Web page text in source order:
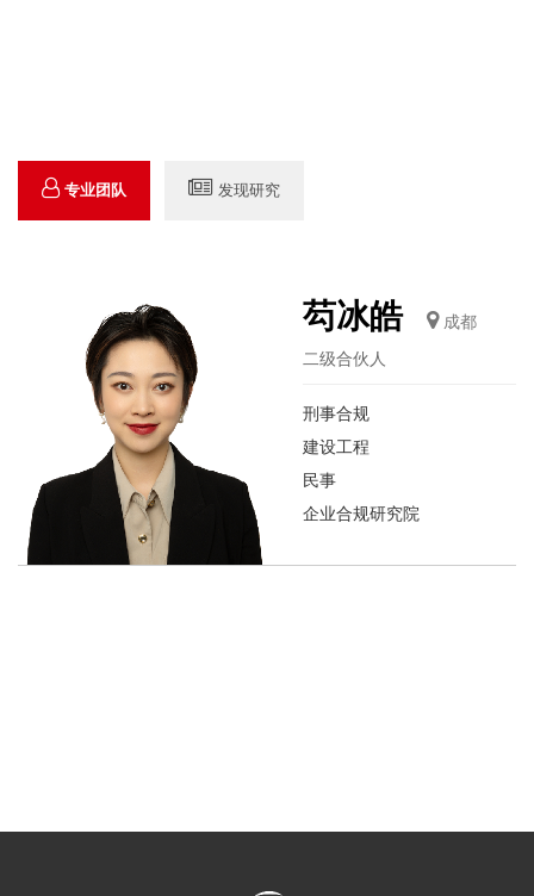
专业团队
芶冰皓
成都
二级合伙人
刑事合规
建设工程
民事
企业合规研究院
发现研究